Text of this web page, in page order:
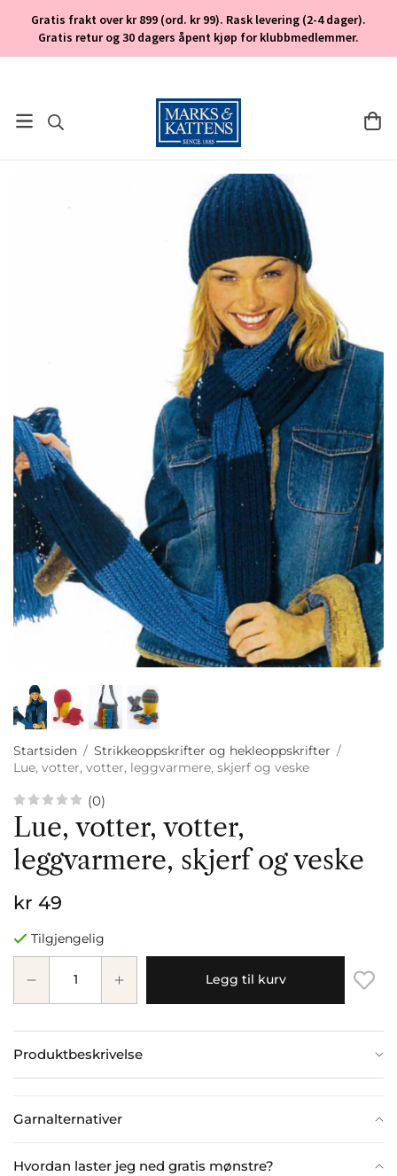
Gratis frakt over kr 899 (ord. kr 99). Rask levering (2-4 dager).
Gratis retur og 30 dagers åpent kjøp for klubbmedlemmer.
Startsiden / Strikkeoppskrifter og hekleoppskrifter /
Lue, votter, votter, leggvarmere, skjerf og veske
(0)
Lue, votter, votter,
leggvarmere, skjerf og veske
kr 49
Tilgjengelig
Legg til kurv
Produktbeskrivelse
Garnalternativer
Hvordan laster jeg ned gratis mønstre?